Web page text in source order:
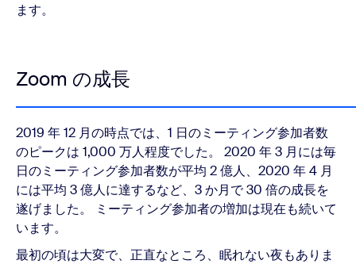
ます。
Zoom の成長
2019 年 12 月の時点では、1 日のミーティング参加者数
のピークは 1,000 万人程度でした。 ​2020 年 3 月には毎
日のミーティング参加者数が平均 2 億人、2020 年 4 月
には平均 3 億人に達するなど、3 か月で 30 倍の成長を
遂げました。 ミーティング参加者の増加は現在も続いて
います。
最初の頃は大変で、正直なところ、眠れない夜もありま